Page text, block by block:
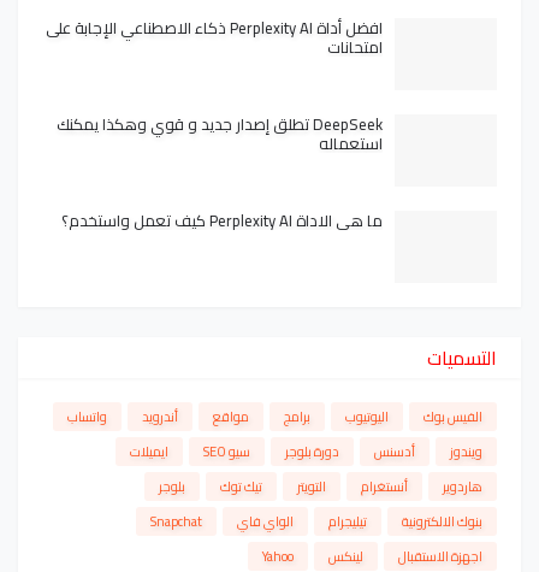
افضل أداة Perplexity AI ذكاء الاصطناعي الإجابة على
امتحانات
DeepSeek تطلق إصدار جديد و قوي وهكذا يمكنك
استعماله
ما هي الاداة Perplexity AI كيف تعمل واستخدم؟
التسميات
الفيس بوك اليوتيوب برامج مواقع أندرويد
واتساب
ويندوز
أدسنس دورة بلوجر سيو SEO
ايميلات
هاردوير
أنستغرام التويتر تيك توك
بلوجر
بنوك الالكترونية
تيليجرام الواي فاي
Snapchat
اجهزة الاستقبال
لينكس Yahoo